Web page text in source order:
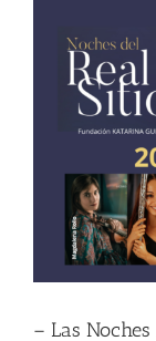
– Las